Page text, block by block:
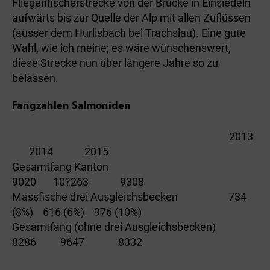
Fliegenfischerstrecke von der Brücke in Einsiedeln
aufwärts bis zur Quelle der Alp mit allen Zuflüssen
(ausser dem Hurlisbach bei Trachslau). Eine gute
Wahl, wie ich meine; es wäre wünschenswert,
diese Strecke nun über längere Jahre so zu
belassen.
Fangzahlen Salmoniden
2013
2014 2015
Gesamtfang Kanton
9020 10?263 9308
Massfische drei Ausgleichsbecken 734
(8%) 616 (6%) 976 (10%)
Gesamtfang (ohne drei Ausgleichsbecken)
8286 9647 8332